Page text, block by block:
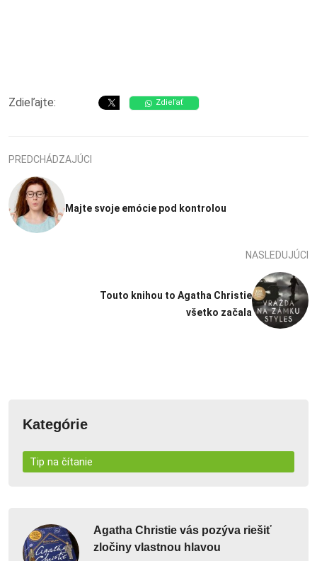
Zdieľajte: Zdieľať
PREDCHÁDZAJÚCI
Majte svoje emócie pod kontrolou
NASLEDUJÚCI
Touto knihou to Agatha Christie
všetko začala
Kategórie
Tip na čítanie
Agatha Christie vás pozýva riešiť
zločiny vlastnou hlavou